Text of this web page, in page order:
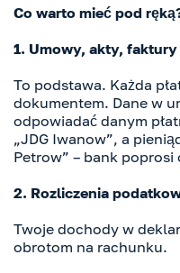
Co warto mieć pod
1. Umowy, akty,
To podstawa. Każda
dokumentem. Dane w
odpowiadać danym
„JDG Iwanow”, a
Petrow” – bank poprosi
2. Rozliczenia
Twoje dochody w
obrotom na rachunku.